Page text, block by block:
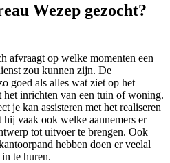
Wezep gezocht?
afvraagt op welke momenten een
zou kunnen zijn. De
goed als alles wat ziet op het
inrichten van een tuin of woning.
je kan assisteren met het realiseren
vaak ook welke aannemers er
tot uitvoer te brengen. Ook
hebben doen er veelal
te huren.